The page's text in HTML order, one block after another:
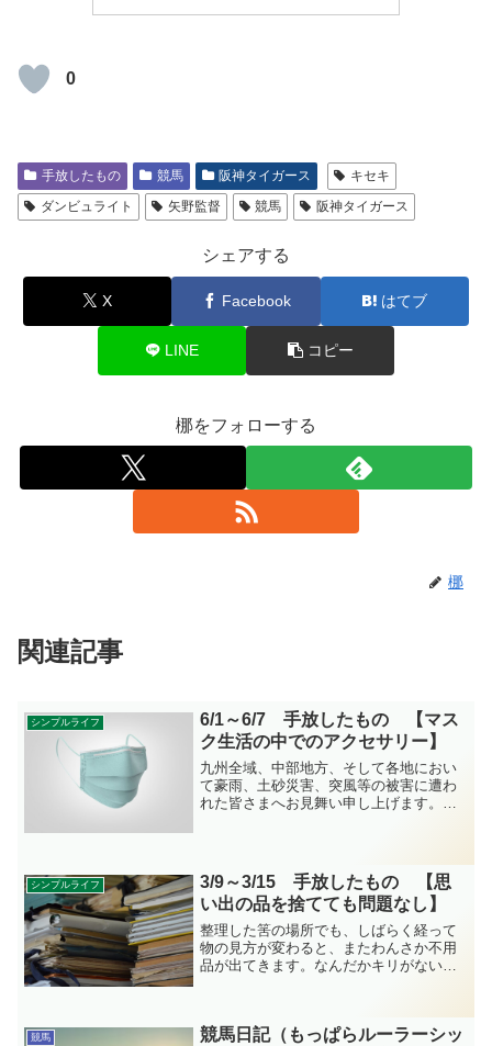
0
手放したもの 競馬 阪神タイガース
キセキ
ダンビュライト
矢野監督 競馬 阪神タイガース
シェアする
X Facebook はてブ
LINE コピー
梛をフォローする
梛
関連記事
シンプルライフ
6/1～6/7 手放したもの 【マス
ク生活の中でのアクセサリー】
九州全域、中部地方、そして各地におい
て豪雨、土砂災害、突風等の被害に遭わ
れた皆さまへお見舞い申し上げます。こ
シンプルライフ
3/9～3/15 手放したもの 【思
い出の品を捨てても問題なし】
整理した筈の場所でも、しばらく経って
物の見方が変わると、またわんさか不用
品が出てきます。なんだかキリがないけ
競馬
競馬日記（もっぱらルーラーシッ